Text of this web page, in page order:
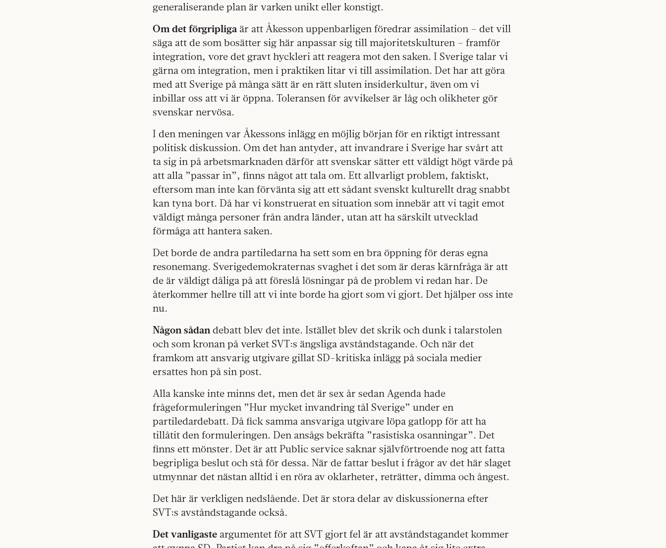
generaliserande plan är varken unikt eller konstigt.
Om det förgripliga är att Åkesson uppenbarligen föredrar assimilation – det vill
säga att de som bosätter sig här anpassar sig till majoritetskulturen – framför
integration, vore det gravt hyckleri att reagera mot den saken. I Sverige talar vi
gärna om integration, men i praktiken litar vi till assimilation. Det har att göra
med att Sverige på många sätt är en rätt sluten insiderkultur, även om vi
inbillar oss att vi är öppna. Toleransen för avvikelser är låg och olikheter gör
svenskar nervösa.
I den meningen var Åkessons inlägg en möjlig början för en riktigt intressant
politisk diskussion. Om det han antyder, att invandrare i Sverige har svårt att
ta sig in på arbetsmarknaden därför att svenskar sätter ett väldigt högt värde på
att alla ”passar in”, finns något att tala om. Ett allvarligt problem, faktiskt,
eftersom man inte kan förvänta sig att ett sådant svenskt kulturellt drag snabbt
kan tyna bort. Då har vi konstruerat en situation som innebär att vi tagit emot
väldigt många personer från andra länder, utan att ha särskilt utvecklad
förmåga att hantera saken.
Det borde de andra partiledarna ha sett som en bra öppning för deras egna
resonemang. Sverigedemokraternas svaghet i det som är deras kärnfråga är att
de är väldigt dåliga på att föreslå lösningar på de problem vi redan har. De
återkommer hellre till att vi inte borde ha gjort som vi gjort. Det hjälper oss inte
nu.
Någon sådandebatt blev det inte. Istället blev det skrik och dunk i talarstolen
och som kronan på verket SVT:s ängsliga avståndstagande. Och när det
framkom att ansvarig utgivare gillat SD-kritiska inlägg på sociala medier
ersattes hon på sin post.
Alla kanske inte minns det, men det är sex år sedan Agenda hade
frågeformuleringen ”Hur mycket invandring tål Sverige” under en
partiledardebatt. Då fick samma ansvariga utgivare löpa gatlopp för att ha
tillåtit den formuleringen. Den ansågs bekräfta ”rasistiska osanningar”. Det
finns ett mönster. Det är att Public service saknar självförtroende nog att fatta
begripliga beslut och stå för dessa. När de fattar beslut i frågor av det här slaget
utmynnar det nästan alltid i en röra av oklarheter, reträtter, dimma och ångest.
Det här är verkligen nedslående. Det är stora delar av diskussionerna efter
SVT:s avståndstagande också.
Det vanligaste argumentet för att SVT gjort fel är att avståndstagandet kommer